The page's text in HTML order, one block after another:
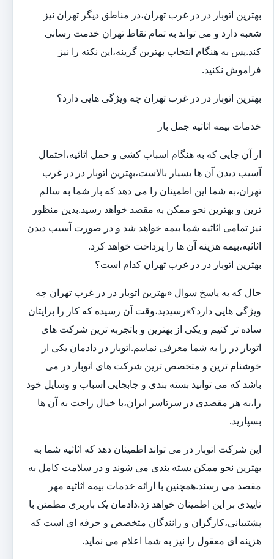
بهترین اتوبار در در غرب تهران،در مناطق دیگر تهران نیز
شعبه دارد و می تواند به تمام نقاط تهران خدمت رسانی
کند.پس به هنگام انتخاب بهترین گزینه،این نکته را نیز
فراموش نکنید.
بهترین اتوبار در در غرب تهران چه ویژگی هایی دارد؟
خدمات بیمه اثاثیه جمل بار
از آن جایی که به هنگام اسباب کشی و حمل اثاثیه،احتمال
آسیب دیدن آن ها بسیار بالاست،بهترین اتوبار در در غرب
تهران،به شما این اطمینان را می دهد که بار شما به سالم
ترین و بهترین نحو ممکن به مقصد خواهد رسید.بدین منظور
نیز تمامی اثاثیه شما بیمه خواهد شد و در صورت آسیب دیدن
اثاثیه،بیمه هزینه آن ها را پرداخت خواهد کرد.
بهترین اتوبار در در غرب تهران کدام است؟
حال که به پاسخ سوال «بهترین اتوبار در در غرب تهران چه
ویژگی هایی دارد؟»رسیدید،وقت آن رسیده که کار را برایتان
ساده تر کنیم و یکی از بهترین و باتجربه ترین شرکت های
اتوبار در را به شما معرفی نماییم.اتوبار در دادمان یکی از
خوشنام ترین و متخصص ترین شرکت های اتوبار در می
باشد که می توانید بسته بندی و جابجایی اسباب و وسایل خود
را،به هر مقصدی در سرتاسر ایران،با خیال راحت به آن ها
بسپارید.
این شرکت اتوبار در می تواند اطمینان دهد که اثاثیه شما به
بهترین نحو ممکن بسته بندی می شوند و در سلامت کامل به
مقصد می رسند.همچنین با ارائه خدمات بیمه اثاثیه مهر
تاییدی بر این اطمینان خواهد زد.دادمان یک باربری مطمئن با
پشتیبانی،کارگران و رانندگان متخصص و حرفه ای است که
هزینه ای معقول را نیز به شما اعلام می نماید.